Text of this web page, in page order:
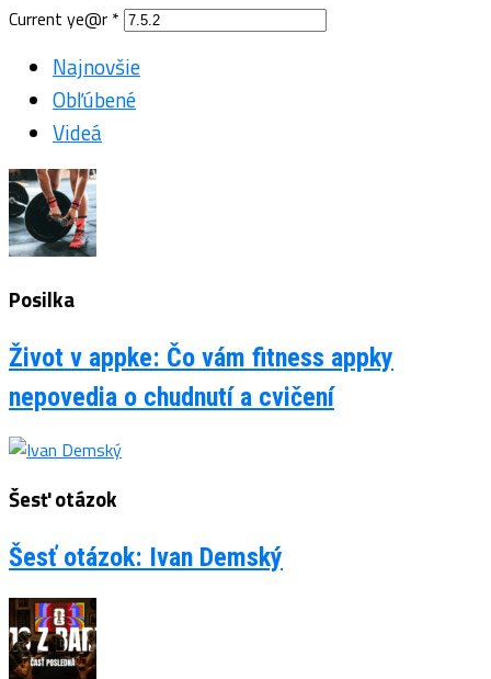
Current ye@r *
Najnovšie
Obľúbené
Videá
Posilka
Život v appke: Čo vám fitness appky
nepovedia o chudnutí a cvičení
Šesť otázok
Šesť otázok: Ivan Demský